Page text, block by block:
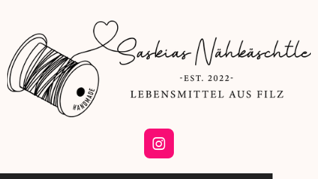
I
n
s